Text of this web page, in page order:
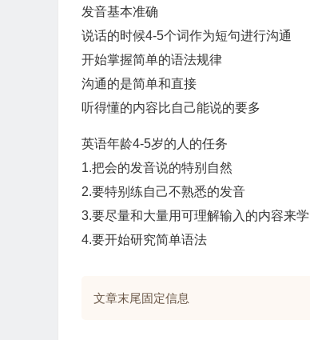
发音基本准确
说话的时候4-5个词作为短句进行沟通
开始掌握简单的语法规律
沟通的是简单和直接
听得懂的内容比自己能说的要多
英语年龄4-5岁的人的任务
1.把会的发音说的特别自然
2.要特别练自己不熟悉的发音
3.要尽量和大量用可理解输入的内容来
4.要开始研究简单语法
文章末尾固定信息